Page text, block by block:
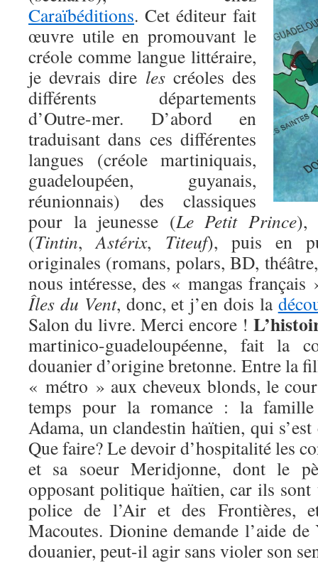
Caraïbéditions. Cet éditeur fait
œuvre utile en promouvant le
créole comme langue littéraire,
je devrais dire lescréoles des
différents départements
d’Outre-mer. D’abord en
traduisant dans ces différentes
langues (créole martiniquais,
guadeloupéen, guyanais,
réunionnais) des classiques
pour la jeunesse (Le Petit Prince),
(Tintin,Astérix, Titeuf), puis en
originales (romans, polars, BD,
nous intéresse, des « mangas français
Îles du Vent, donc, et j’en dois la
Salon du livre. Merci encore !
martinico-guadeloupéenne, fait la
douanier d’origine bretonne. Entre la
« métro » aux cheveux blonds, le
temps pour la romance : la
Adama, un clandestin haïtien, qui
Que faire? Le devoir d’hospitalité les
et sa soeur Meridjonne, dont le
opposant politique haïtien, car ils
police de l’Air et des Frontières,
Macoutes. Dionine demande l’aide
douanier, peut-il agir sans violer son